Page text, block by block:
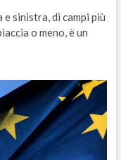
sinistra, di campi più
o meno, è un